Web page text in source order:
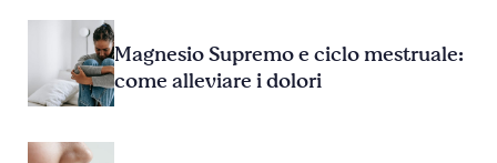
Magnesio Supremo e ciclo mestruale:
come alleviare i dolori